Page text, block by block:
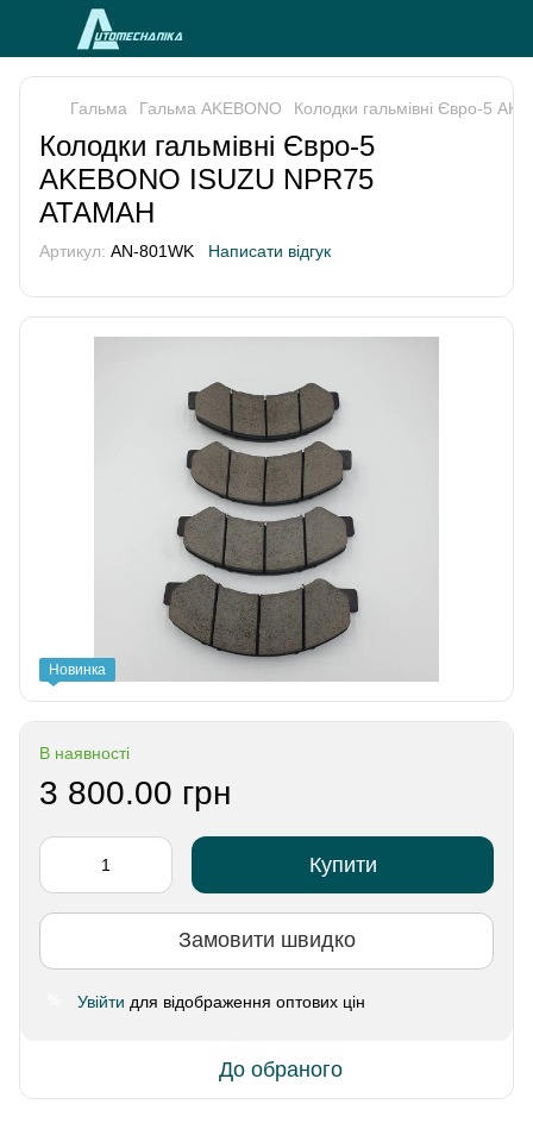
Гальма Гальма AKEBONO Колодки гальмівні Євро-5
Колодки гальмівні Євро-5
AKEBONO ISUZU NPR75
АТАМАН
Артикул: AN-801WK Написати відгук
Новинка
В наявності
3 800.00 грн
Купити
Замовити швидко
Увійти для відображення оптових цін
До обраного